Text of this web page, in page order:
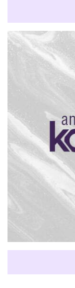
7 K-dramas
to Lovers